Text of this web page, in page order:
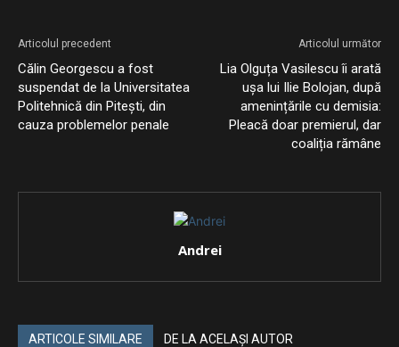
Articolul precedent
Călin Georgescu a fost
suspendat de la Universitatea
Politehnică din Pitești, din
cauza problemelor penale
Articolul următor
Lia Olguța Vasilescu îi arată
ușa lui Ilie Bolojan, după
amenințările cu demisia:
Pleacă doar premierul, dar
coaliția rămâne
Andrei
ARTICOLE SIMILARE DE LA ACELAȘI AUTOR